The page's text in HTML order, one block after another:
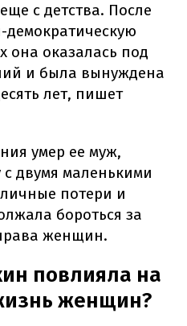
с детства. После
демократическую
она оказалась под
и была вынуждена
лет, пишет
умер ее муж,
двумя маленькими
потери и
бороться за
женщин.
повлияла на
женщин?